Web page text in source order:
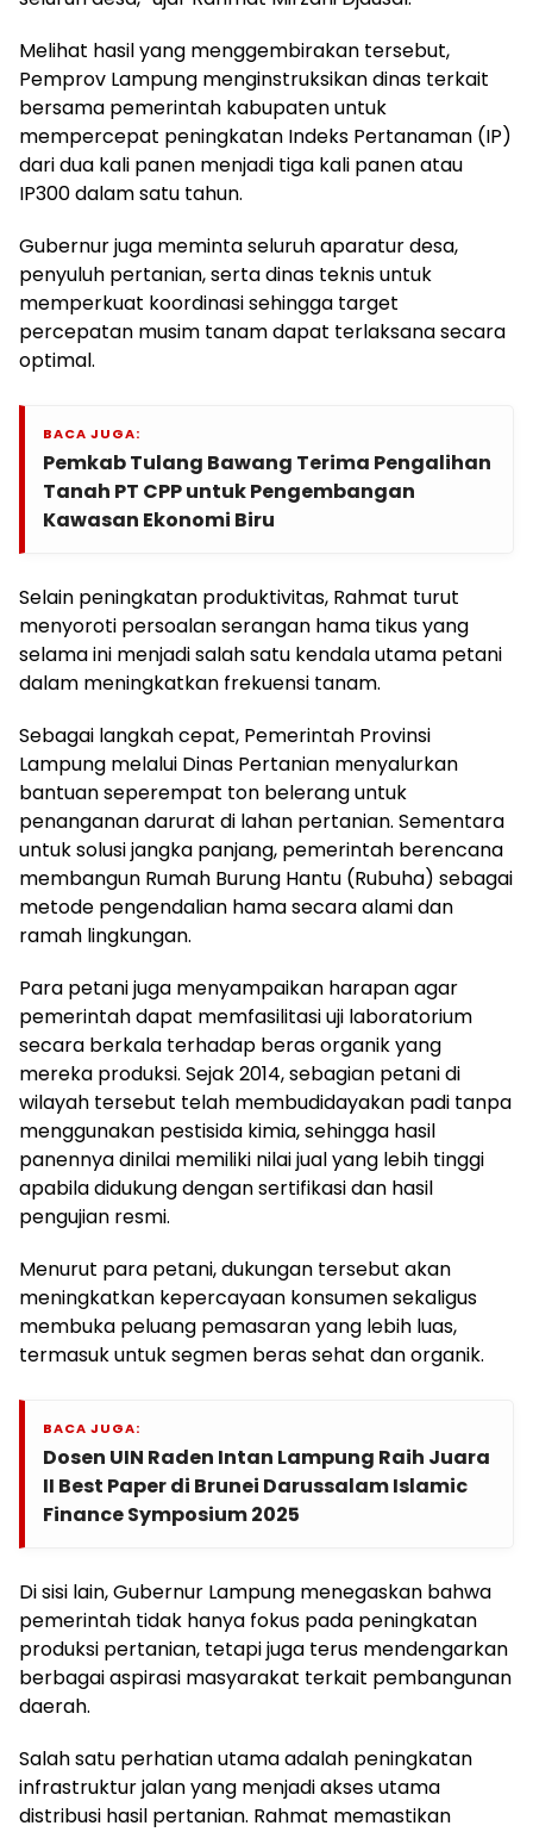
Melihat hasil yang menggembirakan tersebut,
Pemprov Lampung menginstruksikan dinas terkait
bersama pemerintah kabupaten untuk
mempercepat peningkatan Indeks Pertanaman (IP)
dari dua kali panen menjadi tiga kali panen atau
IP300 dalam satu tahun.
Gubernur juga meminta seluruh aparatur desa,
penyuluh pertanian, serta dinas teknis untuk
memperkuat koordinasi sehingga target
percepatan musim tanam dapat terlaksana secara
optimal.
BACA JUGA:
Pemkab Tulang Bawang Terima Pengalihan
Tanah PT CPP untuk Pengembangan
Kawasan Ekonomi Biru
Selain peningkatan produktivitas, Rahmat turut
menyoroti persoalan serangan hama tikus yang
selama ini menjadi salah satu kendala utama petani
dalam meningkatkan frekuensi tanam.
Sebagai langkah cepat, Pemerintah Provinsi
Lampung melalui Dinas Pertanian menyalurkan
bantuan seperempat ton belerang untuk
penanganan darurat di lahan pertanian. Sementara
untuk solusi jangka panjang, pemerintah berencana
membangun Rumah Burung Hantu (Rubuha) sebagai
metode pengendalian hama secara alami dan
ramah lingkungan.
Para petani juga menyampaikan harapan agar
pemerintah dapat memfasilitasi uji laboratorium
secara berkala terhadap beras organik yang
mereka produksi. Sejak 2014, sebagian petani di
wilayah tersebut telah membudidayakan padi tanpa
menggunakan pestisida kimia, sehingga hasil
panennya dinilai memiliki nilai jual yang lebih tinggi
apabila didukung dengan sertifikasi dan hasil
pengujian resmi.
Menurut para petani, dukungan tersebut akan
meningkatkan kepercayaan konsumen sekaligus
membuka peluang pemasaran yang lebih luas,
termasuk untuk segmen beras sehat dan organik.
BACA JUGA:
Dosen UIN Raden Intan Lampung Raih Juara
II Best Paper di Brunei Darussalam Islamic
Finance Symposium 2025
Di sisi lain, Gubernur Lampung menegaskan bahwa
pemerintah tidak hanya fokus pada peningkatan
produksi pertanian, tetapi juga terus mendengarkan
berbagai aspirasi masyarakat terkait pembangunan
daerah.
Salah satu perhatian utama adalah peningkatan
infrastruktur jalan yang menjadi akses utama
distribusi hasil pertanian. Rahmat memastikan